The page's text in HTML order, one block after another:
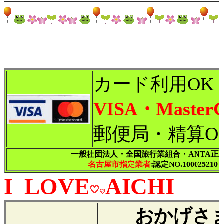
カード利用OK
VISA・
郵便局・精算
一般社団法人・全国旅行業組合・ANTA
名古屋市指定業者:認定NO.100025210
I LOVE AICHI
おかげさ